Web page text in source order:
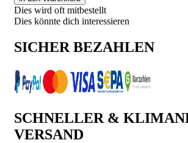
Dies wird oft mitbestellt
Dies könnte dich interessieren
SICHER BEZAHLEN
SCHNELLER &
VERSAND